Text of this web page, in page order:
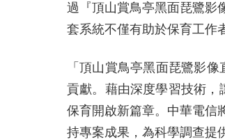
過『頂山賞鳥亭黑面琵鷺影
套系統不僅有助於保育工作
「頂山賞鳥亭黑面琵鷺影
貢獻。藉由深度學習技術，
保育開啟新篇章。中華電信
持專案成果，為科學調查提